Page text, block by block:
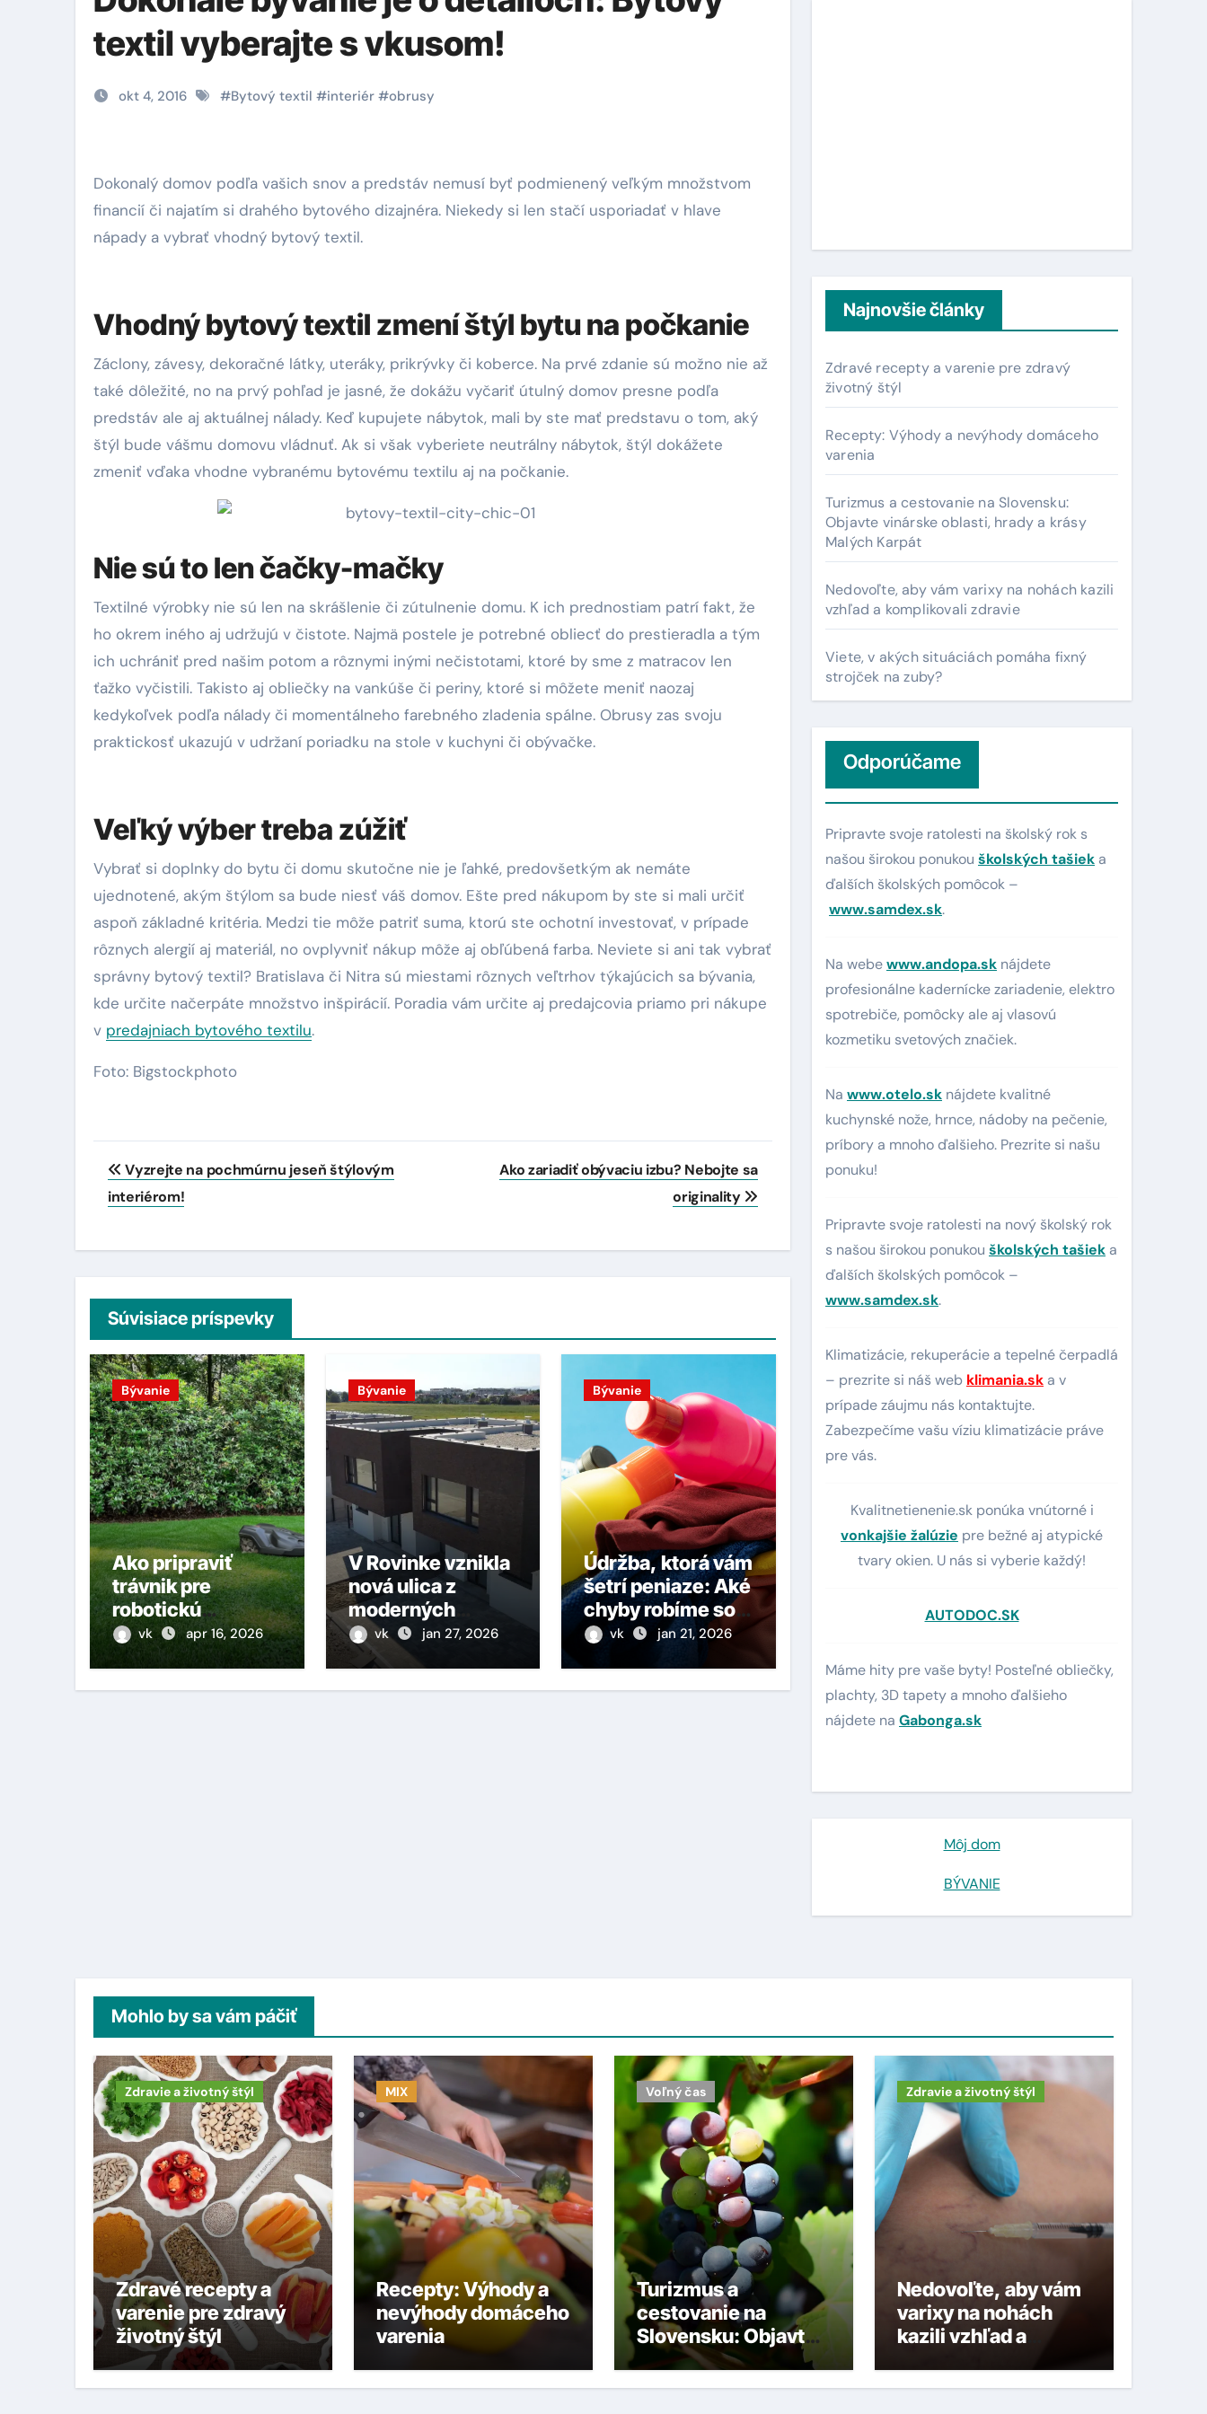
textil vyberajte s vkusom!
okt 4, 2016 #Bytový textil #interiér #obrusy
Dokonalý domov podľa vašich snov a predstáv nemusí byť podmienený veľkým množstvom
financií či najatím si drahého bytového dizajnéra. Niekedy si len stačí usporiadať v hlave
nápady a vybrať vhodný bytový textil.
Vhodný bytový textil zmení štýl bytu na počkanie
Záclony, závesy, dekoračné látky, uteráky, prikrývky či koberce. Na prvé zdanie sú možno nie až
také dôležité, no na prvý pohľad je jasné, že dokážu vyčariť útulný domov presne podľa
predstáv ale aj aktuálnej nálady. Keď kupujete nábytok, mali by ste mať predstavu o tom, aký
štýl bude vášmu domovu vládnuť. Ak si však vyberiete neutrálny nábytok, štýl dokážete
zmeniť vďaka vhodne vybranému bytovému textilu aj na počkanie.
Nie sú to len čačky-mačky
Textilné výrobky nie sú len na skrášlenie či zútulnenie domu. K ich prednostiam patrí fakt, že
ho okrem iného aj udržujú v čistote. Najmä postele je potrebné obliecť do prestieradla a tým
ich uchrániť pred našim potom a rôznymi inými nečistotami, ktoré by sme z matracov len
ťažko vyčistili. Takisto aj obliečky na vankúše či periny, ktoré si môžete meniť naozaj
kedykoľvek podľa nálady či momentálneho farebného zladenia spálne. Obrusy zas svoju
praktickosť ukazujú v udržaní poriadku na stole v kuchyni či obývačke.
Veľký výber treba zúžiť
Vybrať si doplnky do bytu či domu skutočne nie je ľahké, predovšetkým ak nemáte
ujednotené, akým štýlom sa bude niesť váš domov. Ešte pred nákupom by ste si mali určiť
aspoň základné kritéria. Medzi tie môže patriť suma, ktorú ste ochotní investovať, v prípade
rôznych alergií aj materiál, no ovplyvniť nákup môže aj obľúbená farba. Neviete si ani tak vybrať
správny bytový textil? Bratislava či Nitra sú miestami rôznych veľtrhov týkajúcich sa bývania,
kde určite načerpáte množstvo inšpirácií. Poradia vám určite aj predajcovia priamo pri nákupe
v predajniach bytového textilu.
Foto: Bigstockphoto
Navigácia
Vyzrejte na pochmúrnu jeseň štýlovým
interiérom!
Ako zariadiť obývaciu izbu? Nebojte sa
originality
Súvisiace príspevky
Bývanie
Ako pripraviť
trávnik pre
robotickú
kosačku? Takto si
zabezpečíte
vk apr 16, 2026
Bývanie
V Rovinke vznikla
nová ulica z
moderných
dvojdomov
vk jan 27, 2026
Bývanie
Údržba, ktorá vám
šetrí peniaze: Aké
chyby robíme so
zimnými
vk jan 21, 2026
Najnovšie články
Zdravé recepty a varenie pre zdravý
životný štýl
Recepty: Výhody a nevýhody domáceho
varenia
Turizmus a cestovanie na Slovensku:
Objavte vinárske oblasti, hrady a krásy
Malých Karpát
Nedovoľte, aby vám varixy na nohách kazili
vzhľad a komplikovali zdravie
Viete, v akých situáciách pomáha fixný
strojček na zuby?
Odporúčame
Pripravte svoje ratolesti na školský rok s
našou širokou ponukou školských tašiek a
ďalších školských pomôcok –
www.samdex.sk.
Na webewww.andopa.sk nájdete
profesionálne kadernícke zariadenie, elektro
spotrebiče, pomôcky ale aj vlasovú
kozmetiku svetových značiek.
Na www.otelo.sk nájdete kvalitné
kuchynské nože, hrnce, nádoby na pečenie,
príbory a mnoho ďalšieho. Prezrite si našu
ponuku!
Pripravte svoje ratolesti na nový školský rok
s našou širokou ponukou školských tašiek a
ďalších školských pomôcok –
www.samdex.sk.
Klimatizácie, rekuperácie a tepelné čerpadlá
– prezrite si náš web klimania.sk a v
prípade záujmu nás kontaktujte.
Zabezpečíme vašu víziu klimatizácie práve
pre vás.
Kvalitnetienenie.sk ponúka vnútorné i
vonkajšie žalúzie pre bežné aj atypické
tvary okien. U nás si vyberie každý!
AUTODOC.SK
Máme hity pre vaše byty! Posteľné obliečky,
plachty, 3D tapety a mnoho ďalšieho
nájdete na Gabonga.sk
Môj dom
BÝVANIE
Mohlo by sa vám páčiť
Zdravie a životný štýl
Zdravé recepty a
varenie pre zdravý
životný štýl
MIX
Recepty: Výhody a
nevýhody domáceho
varenia
Voľný čas
Turizmus a
cestovanie na
Slovensku: Objavte
vinárske oblasti,
hrady a krásy Malých
Zdravie a životný štýl
Nedovoľte, aby vám
varixy na nohách
kazili vzhľad a